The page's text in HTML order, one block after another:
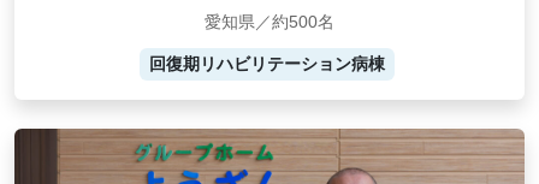
愛知県／約500名
回復期リハビリテーション病棟